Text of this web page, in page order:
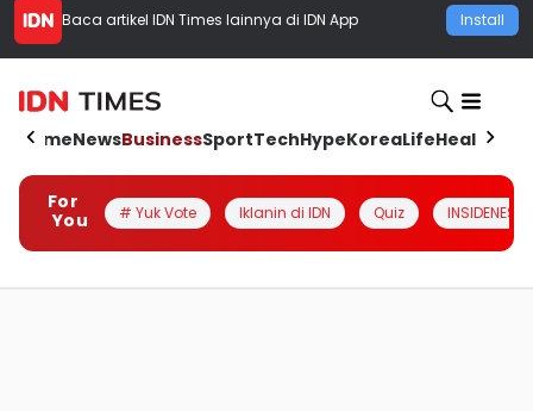
Baca artikel IDN Times lainnya di IDN App Install
HomeNewsBusinessSportTechHypeKoreaLifeHealth
For
You
# Yuk Vote Iklanin di IDN Quiz INSIDENESIA